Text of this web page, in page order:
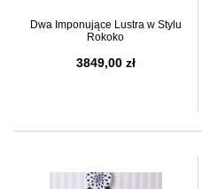
Dwa Imponujące Lustra w Stylu
Rokoko
3849,00 zł